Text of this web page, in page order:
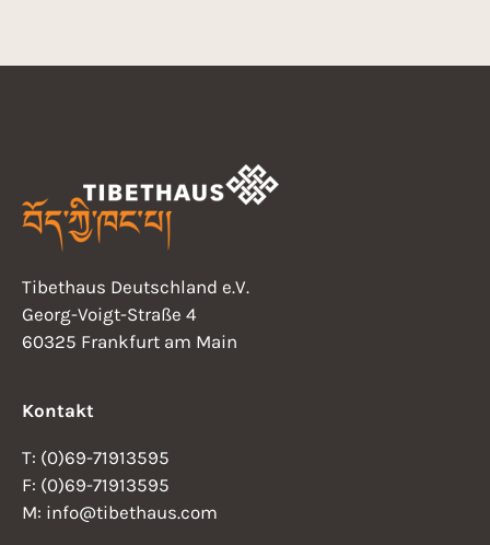
Tibethaus Deutschland e.V.
Georg-Voigt-Straße 4
60325 Frankfurt am Main
Kontakt
T: (0)69-71913595
F: (0)69-71913595
M: info@tibethaus.com